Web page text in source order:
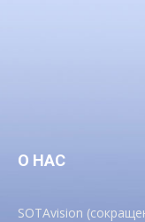
О НАС
SOTAvision